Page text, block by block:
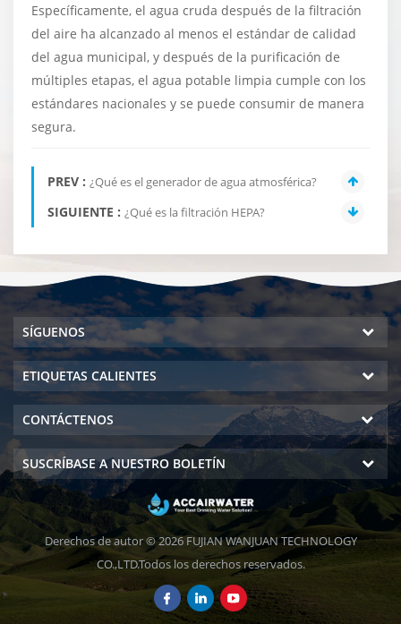
Específicamente, el agua cruda después de la filtración
del aire ha alcanzado al menos el estándar de calidad
del agua municipal, y después de la purificación de
múltiples etapas, el agua potable limpia cumple con los
estándares nacionales y se puede consumir de manera
segura.
PREV : ¿Qué es el generador de agua atmosférica?
SIGUIENTE : ¿Qué es la filtración HEPA?
SÍGUENOS
ETIQUETAS CALIENTES
CONTÁCTENOS
SUSCRÍBASE A NUESTRO BOLETÍN
Derechos de autor © 2026 FUJIAN WANJUAN TECHNOLOGY
CO.,LTD.Todos los derechos reservados.